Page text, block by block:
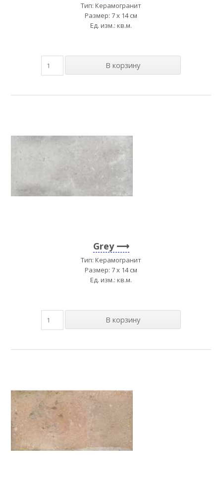
Тип: Керамогранит
Размер: 7 x 14 см
Ед. изм.: кв.м.
Grey
Тип: Керамогранит
Размер: 7 x 14 см
Ед. изм.: кв.м.